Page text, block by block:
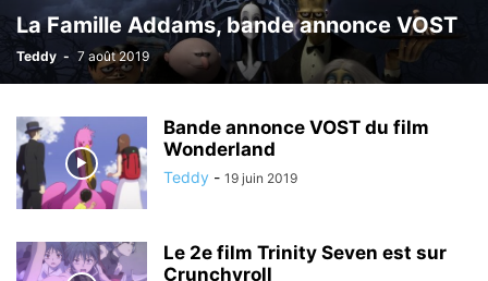
La Famille Addams, bande annonce VOST
Teddy - 7 août 2019
Bande annonce VOST du film
Wonderland
Teddy - 19 juin 2019
Le 2e film Trinity Seven est sur
Crunchyroll